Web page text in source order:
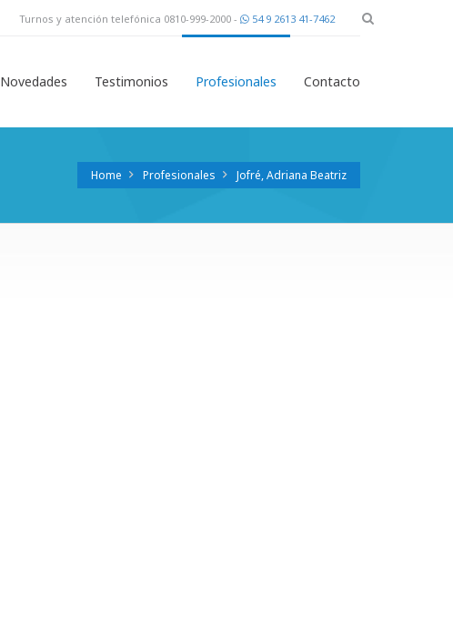
Turnos y atención telefónica 0810-999-2000 - 54 9 2613 41-7462
Novedades Testimonios Profesionales Contacto
Home Profesionales Jofré, Adriana Beatriz